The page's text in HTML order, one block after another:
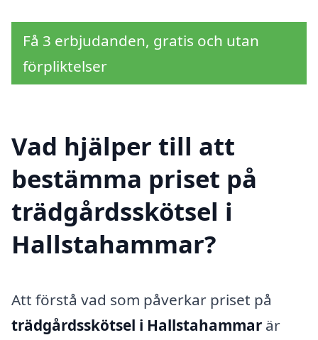
Få 3 erbjudanden, gratis och utan
förpliktelser
Vad hjälper till att
bestämma priset på
trädgårdsskötsel i
Hallstahammar?
Att förstå vad som påverkar priset på
trädgårdsskötsel i Hallstahammar är